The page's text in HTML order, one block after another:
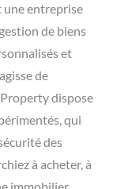
une entreprise
de biens
et
de
dispose
qui
des
à acheter, à